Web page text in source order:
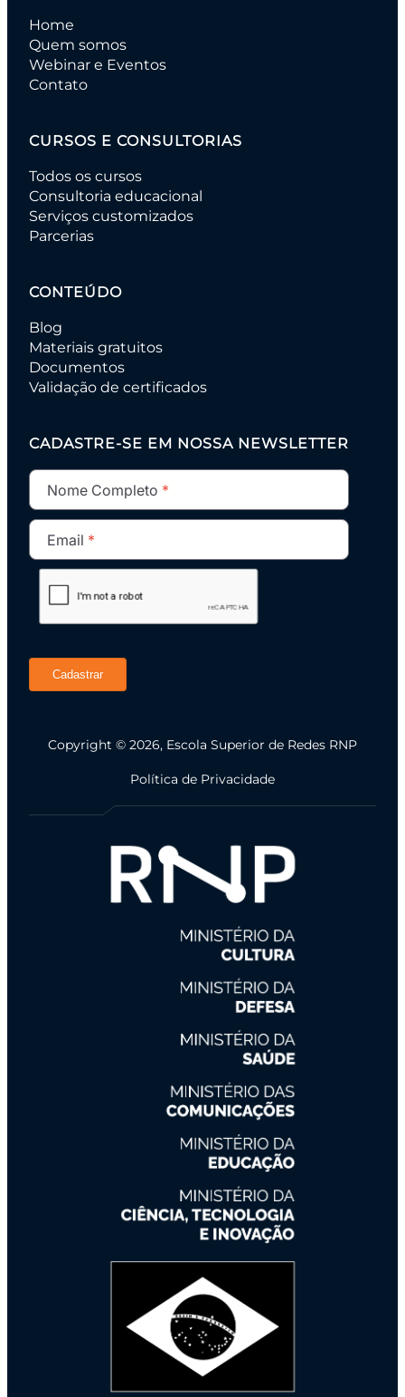
Home
Quem somos
Webinar e Eventos
Contato
CURSOS E CONSULTORIAS
Todos os cursos
Consultoria educacional
Serviços customizados
Parcerias
CONTEÚDO
Blog
Materiais gratuitos
Documentos
Validação de certificados
CADASTRE-SE EM NOSSA NEWSLETTER
Nome Completo
Email
Cadastrar
Copyright © 2026, Escola Superior de Redes RNP
Política de Privacidade